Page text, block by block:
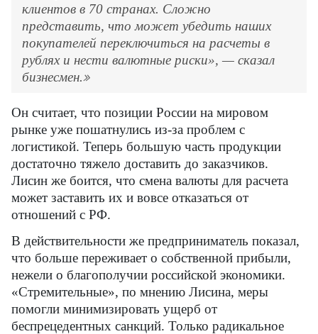
клиентов в 70 странах. Сложно
представить, что может убедить наших
покупателей переключиться на расчеты в
рублях и нести валютные риски», — сказал
бизнесмен.
Он считает, что позиции России на мировом
рынке уже пошатнулись из-за проблем с
логистикой. Теперь большую часть продукции
достаточно тяжело доставить до заказчиков.
Лисин же боится, что смена валюты для расчета
может заставить их и вовсе отказаться от
отношений с РФ.
В действительности же предприниматель показал,
что больше переживает о собственной прибыли,
нежели о благополучии российской экономики.
«Стремительные», по мнению Лисина, меры
помогли минимизировать ущерб от
беспрецедентных санкций. Только радикальное